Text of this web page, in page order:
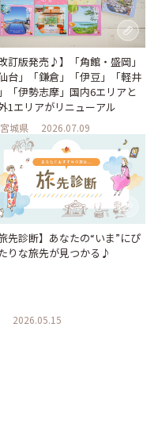
改訂版発売♪】「角館・盛岡」
仙台」「鎌倉」「伊豆」「軽井
「伊勢志摩」国内6エリアと
1エリアがリニューアル
宮城県 2026.07.09
旅先診断】あなたの“いま”にぴ
りな旅先が見つかる♪
2026.05.15